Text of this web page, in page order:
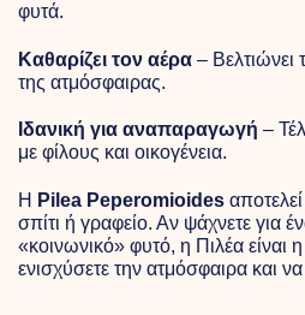
φυτά.
Καθαρίζει τον αέρα – Βελτιώνει
της ατμόσφαιρας.
Ιδανική για αναπαραγωγή –
με φίλους και οικογένεια.
Η Pilea Peperomioides
σπίτι ή γραφείο. Αν ψάχνετε για
«κοινωνικό» φυτό, η Πιλέα είναι
ενισχύσετε την ατμόσφαιρα και